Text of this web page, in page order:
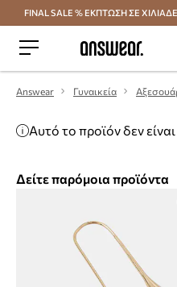
Εξοικονομήστε
FINAL SALE % ΕΚΠΤΩΣΗ ΣΕ
Answear Γυναικεία
Αυτό το προϊόν δεν
Δείτε παρόμοια προϊόντα